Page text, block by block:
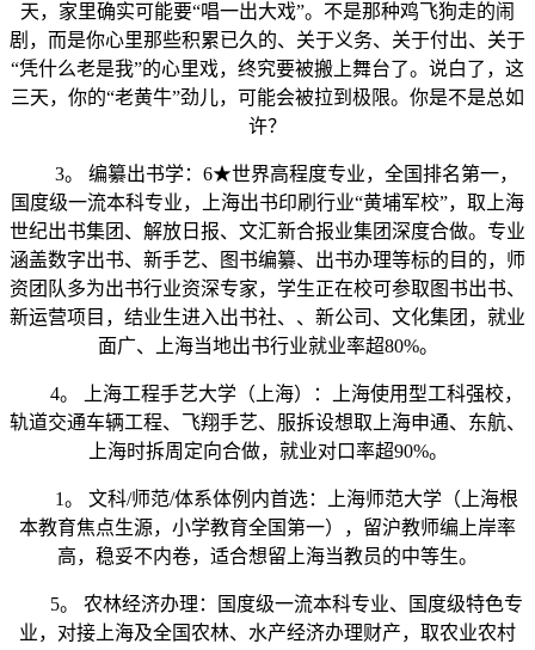
天，家里确实可能要“唱一出大戏”。不是那种鸡飞狗走的闹
剧，而是你心里那些积累已久的、关于义务、关于付出、关于
“凭什么老是我”的心里戏，终究要被搬上舞台了。说白了，这
三天，你的“老黄牛”劲儿，可能会被拉到极限。你是不是总如
许？
3。 编纂出书学：6★世界高程度专业，全国排名第一，
国度级一流本科专业，上海出书印刷行业“黄埔军校”，取上海
世纪出书集团、解放日报、文汇新合报业集团深度合做。专业
涵盖数字出书、新手艺、图书编纂、出书办理等标的目的，师
资团队多为出书行业资深专家，学生正在校可参取图书出书、
新运营项目，结业生进入出书社、、新公司、文化集团，就业
面广、上海当地出书行业就业率超80%。
4。 上海工程手艺大学（上海）：上海使用型工科强校，
轨道交通车辆工程、飞翔手艺、服拆设想取上海申通、东航、
上海时拆周定向合做，就业对口率超90%。
1。 文科/师范/体系体例内首选：上海师范大学（上海根
本教育焦点生源，小学教育全国第一），留沪教师编上岸率
高，稳妥不内卷，适合想留上海当教员的中等生。
5。 农林经济办理：国度级一流本科专业、国度级特色专
业，对接上海及全国农林、水产经济办理财产，取农业农村